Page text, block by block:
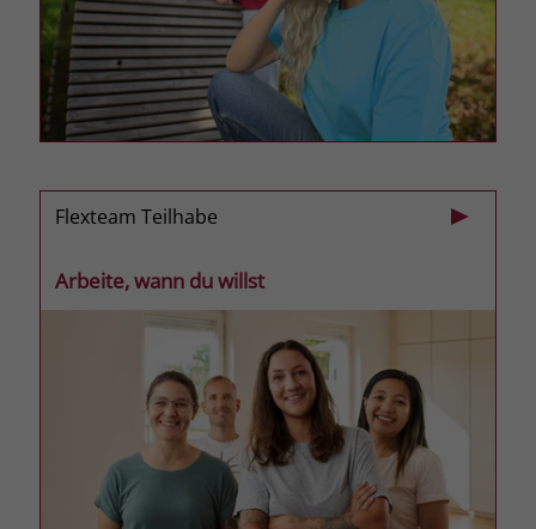
Flexteam Teilhabe
Arbeite, wann du willst
Name _fbp
Anbieter Facebook
Laufzeit 3 Monate
die Werbe- und Analysebemühungen
Cookie ist ein Erstanbieter-Cookie, d. h.
Facebook platziert es, während ein
Verbraucher auf Facebook ist. Dieses
Cookie verfolgt die Besuche eines
Nutzers auf verschiedenen Websites
und meldet dieses Verhalten an
Facebook. Facebook kann dann die
gesammelten Daten nutzen, um den
Nutzer besser zu verstehen und
bessere, relevantere Werbung zu